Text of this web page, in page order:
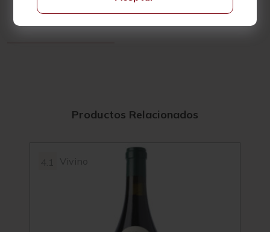
Cuentaviñas representa una opción perfecta.
Productos Relacionados
Vivino